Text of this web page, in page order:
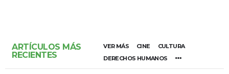
ARTÍCULOS MÁS
RECIENTES
VER MÁS CINE
CULTURA
DERECHOS HUMANOS